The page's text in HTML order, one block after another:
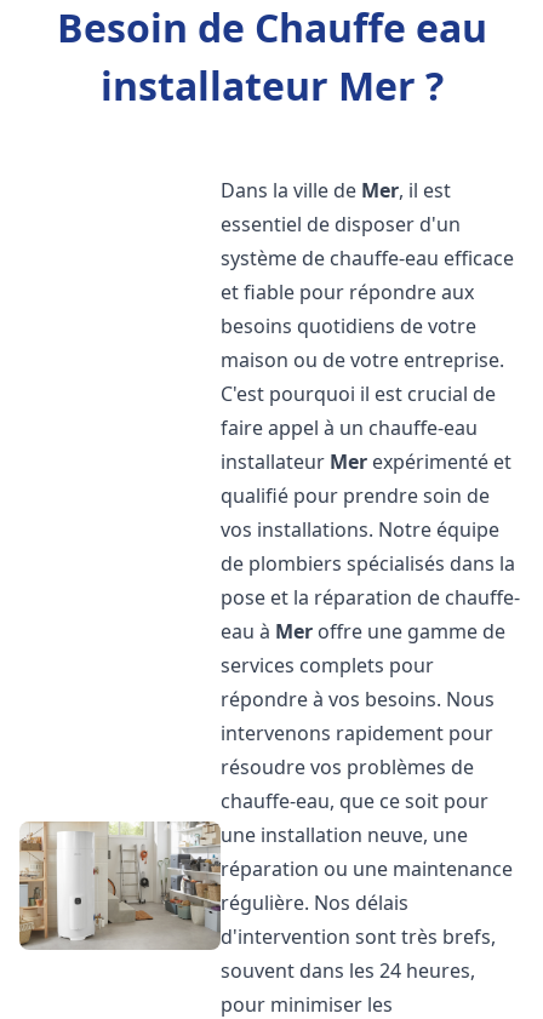
Besoin de Chauffe eau
installateur Mer ?
Dans la ville de Mer, il est
essentiel de disposer d'un
système de chauffe-eau efficace
et fiable pour répondre aux
besoins quotidiens de votre
maison ou de votre entreprise.
C'est pourquoi il est crucial de
faire appel à un chauffe-eau
installateur Mer expérimenté et
qualifié pour prendre soin de
vos installations. Notre équipe
de plombiers spécialisés dans la
pose et la réparation de chauffe-
eau à Mer offre une gamme de
services complets pour
répondre à vos besoins. Nous
intervenons rapidement pour
résoudre vos problèmes de
chauffe-eau, que ce soit pour
une installation neuve, une
réparation ou une maintenance
régulière. Nos délais
d'intervention sont très brefs,
souvent dans les 24 heures,
pour minimiser les